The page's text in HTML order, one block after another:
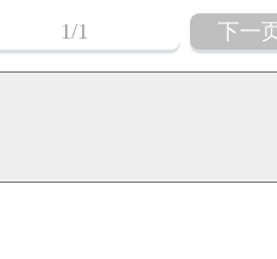
1/1 下一页